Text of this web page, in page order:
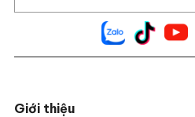
Giới thiệu